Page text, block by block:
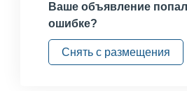
Ваше объявление
ошибке?
Снять с размещения